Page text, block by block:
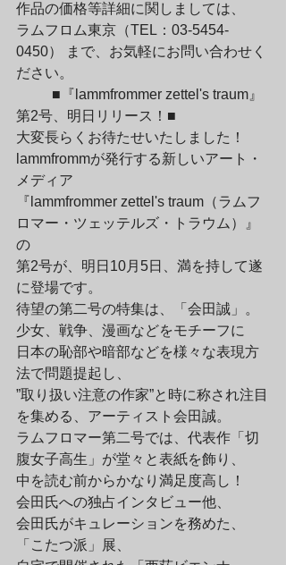
作品の価格等詳細に関しましては、
ラムフロム東京（TEL：03-5454-
0450） まで、お気軽にお問い合わせく
ださい。
第2号、明日リリース！■
大変長らくお待たせいたしました！
lammfrommが発行する新しいアート・
メディア
『lammfrommer zettel's traum（ラムフ
ロマー・ツェッテルズ・トラウム）』
の
第2号が、明日10月5日、満を持して遂
に登場です。
待望の第二号の特集は、「会田誠」。
少女、戦争、漫画などをモチーフに
日本の恥部や暗部などを様々な表現方
法で問題提起し、
”取り扱い注意の作家”と時に称され注目
を集める、アーティスト会田誠。
ラムフロマー第二号では、代表作「切
腹女子高生」が堂々と表紙を飾り、
中を読む前からかなり満足度高し！
会田氏への独占インタビュー他、
会田氏がキュレーションを務めた、
「こたつ派」展、